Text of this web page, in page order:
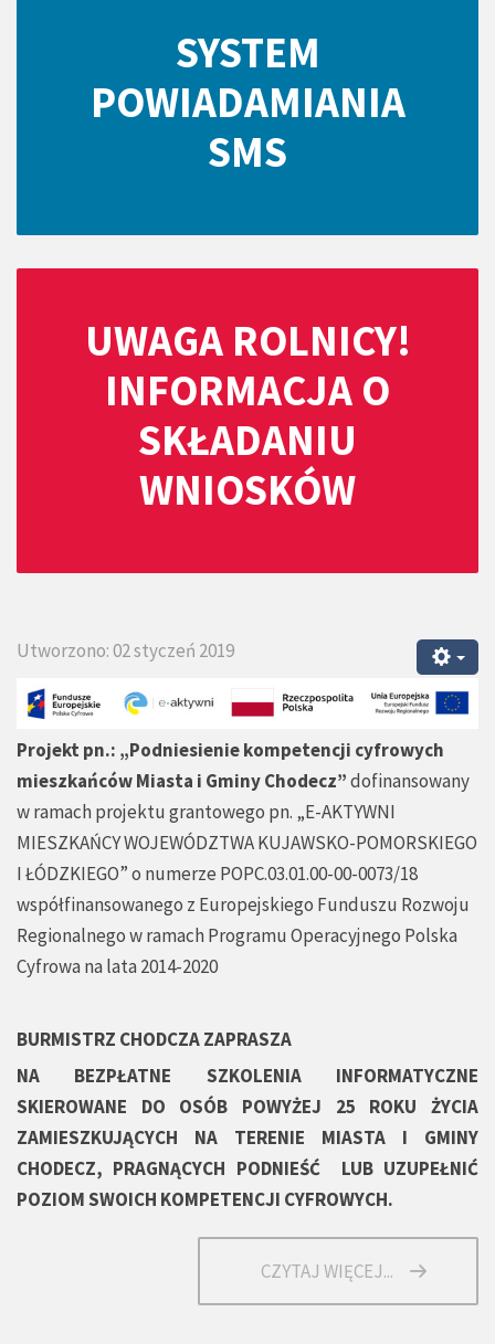
SYSTEM
POWIADAMIANIA
SMS
UWAGA ROLNICY!
INFORMACJA O
SKŁADANIU
WNIOSKÓW
Utworzono: 02 styczeń 2019
Projekt pn.: „Podniesienie kompetencji cyfrowych
mieszkańców Miasta i Gminy Chodecz”dofinansowany
w ramach projektu grantowego pn. „E-AKTYWNI
MIESZKAŃCY WOJEWÓDZTWA KUJAWSKO-POMORSKIEGO
I ŁÓDZKIEGO” o numerze POPC.03.01.00-00-0073/18
współfinansowanego z Europejskiego Funduszu Rozwoju
Regionalnego w ramach Programu Operacyjnego Polska
Cyfrowa na lata 2014-2020
BURMISTRZ CHODCZA ZAPRASZA
NA BEZPŁATNE SZKOLENIA INFORMATYCZNE
SKIEROWANE DO OSÓB POWYŻEJ 25 ROKU ŻYCIA
ZAMIESZKUJĄCYCH NA TERENIE MIASTA I GMINY
CHODECZ, PRAGNĄCYCH PODNIEŚĆ LUB UZUPEŁNIĆ
POZIOM SWOICH KOMPETENCJI CYFROWYCH.
CZYTAJ WIĘCEJ...